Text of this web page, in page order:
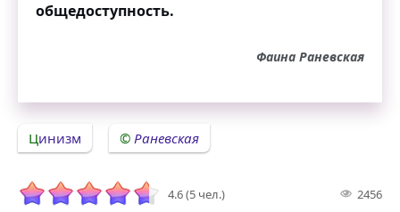
общедоступность.
Фаина Раневская
Цинизм Раневская
4.6 (5 чел.) 2456